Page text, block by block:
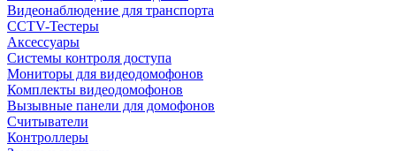
Видеонаблюдение для транспорта
CCTV-Тестеры
Аксессуары
Системы контроля доступа
Мониторы для видеодомофонов
Комплекты видеодомофонов
Вызывные панели для домофонов
Считыватели
Контроллеры